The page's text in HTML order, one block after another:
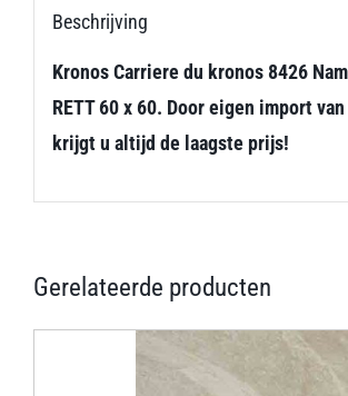
Beschrijving
Kronos Carriere du kronos 8426
RETT 60 x 60. Door eigen import
krijgt u altijd de laagste prijs!
Gerelateerde producten